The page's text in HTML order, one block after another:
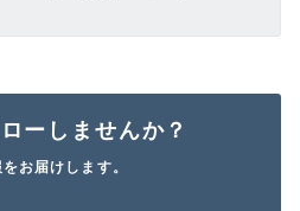
ーしませんか？
お届けします。